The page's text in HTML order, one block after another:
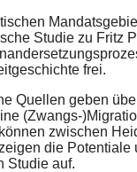
Studie zu Fritz
frei.
Quellen geben
(Zwangs-
zwischen
die Potentiale
Studie auf.